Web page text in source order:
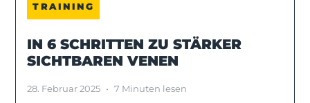
TRAINING
IN 6 SCHRITTEN ZU STÄRKER
SICHTBAREN VENEN
28. Februar 2025 • 7 Minuten lesen